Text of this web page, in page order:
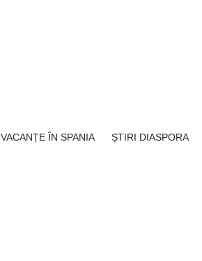
VACANȚE ÎN SPANIA
ȘTIRI DIASPORA